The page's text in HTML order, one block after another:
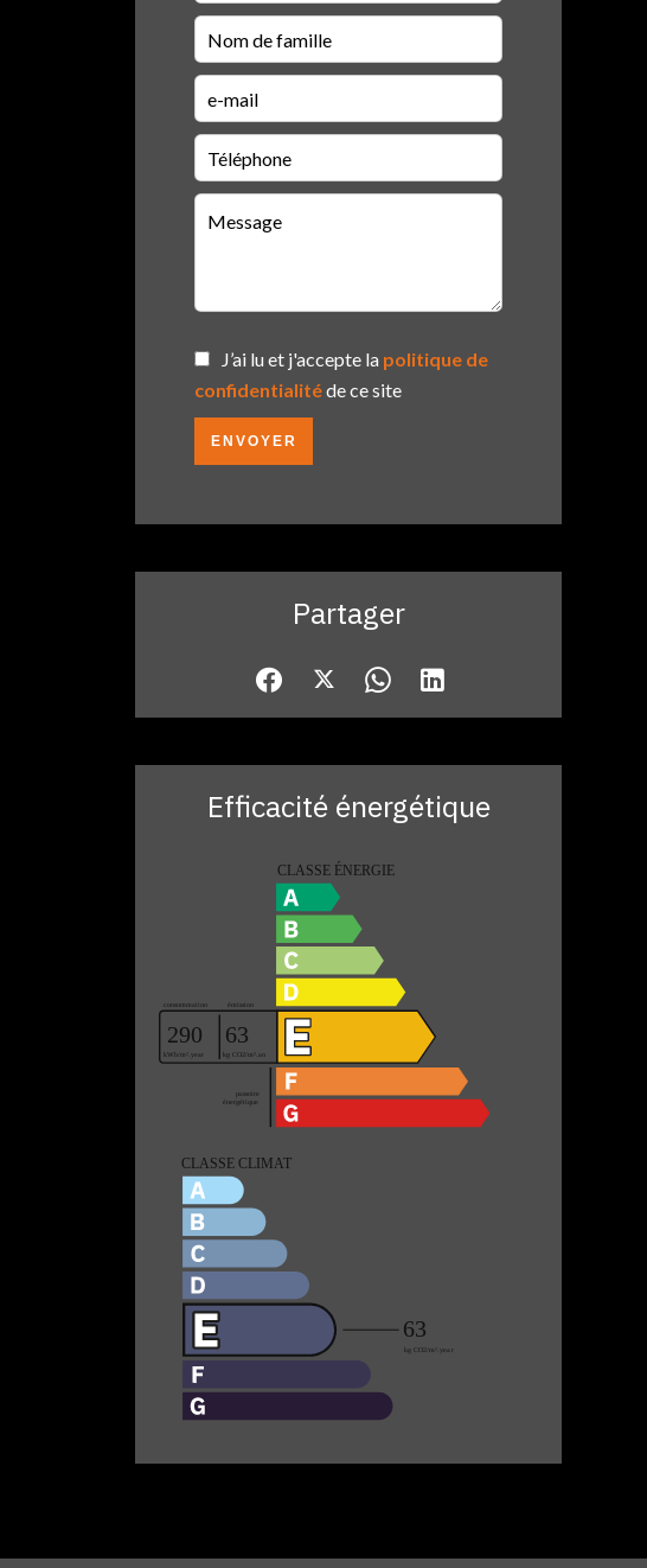
J’ai lu et j'accepte la politique de
confidentialitéde ce site
ENVOYER
Partager
Efficacité énergétique